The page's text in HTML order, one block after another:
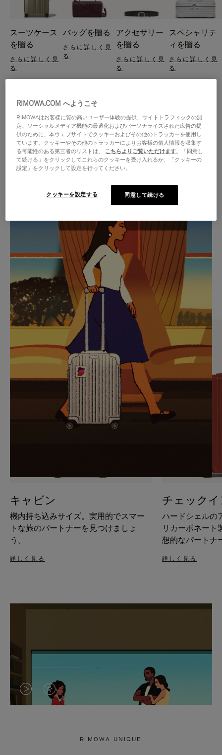
スーツケース
を贈る
さらに詳しく見
る
バッグを贈る
さらに詳しく見
る
アクセサリー
を贈る
さらに詳しく見
る
スペシャリテ
ィを贈る
さらに詳しく見
る
IS
PLAYED,
PLEASE
PRESS
TO
PAUSE
IT
IS
MUTED,
PLEASE
PRESS
TO
UNMUTE
IT
厳選されたギフトセレクション
あらゆる旅に寄り添う究極の
パートナーを見つけましょう
キャビン
機内持ち込みサイズ。実用的でスマー
トな旅のパートナーを見つけましょ
う。
詳しく見る
チェック
ハードシェルの
リカーボネート
想的なパートナ
詳しく見る
VIDEOVIDEO
RIMOWA UNIQUE
RIMOWA.COM へようこそ
RIMOWAはお客様に質の高いユーザー体験の提供、サイトトラフィックの測
定、ソーシャルメディア機能の最適化およびパーソナライズされた広告の提
供のために、本ウェブサイトでクッキーおよびその他のトラッカーを使用し
ています。クッキーやその他のトラッカーによりお客様の個人情報を収集す
る可能性のある第三者のリストは、 こちらよりご覧いただけます。「同意し
て続ける」をクリックしてこれらのクッキーを受け入れるか、「クッキーの
設定」をクリックして設定を行ってください。
クッキーを設定する 同意して続ける